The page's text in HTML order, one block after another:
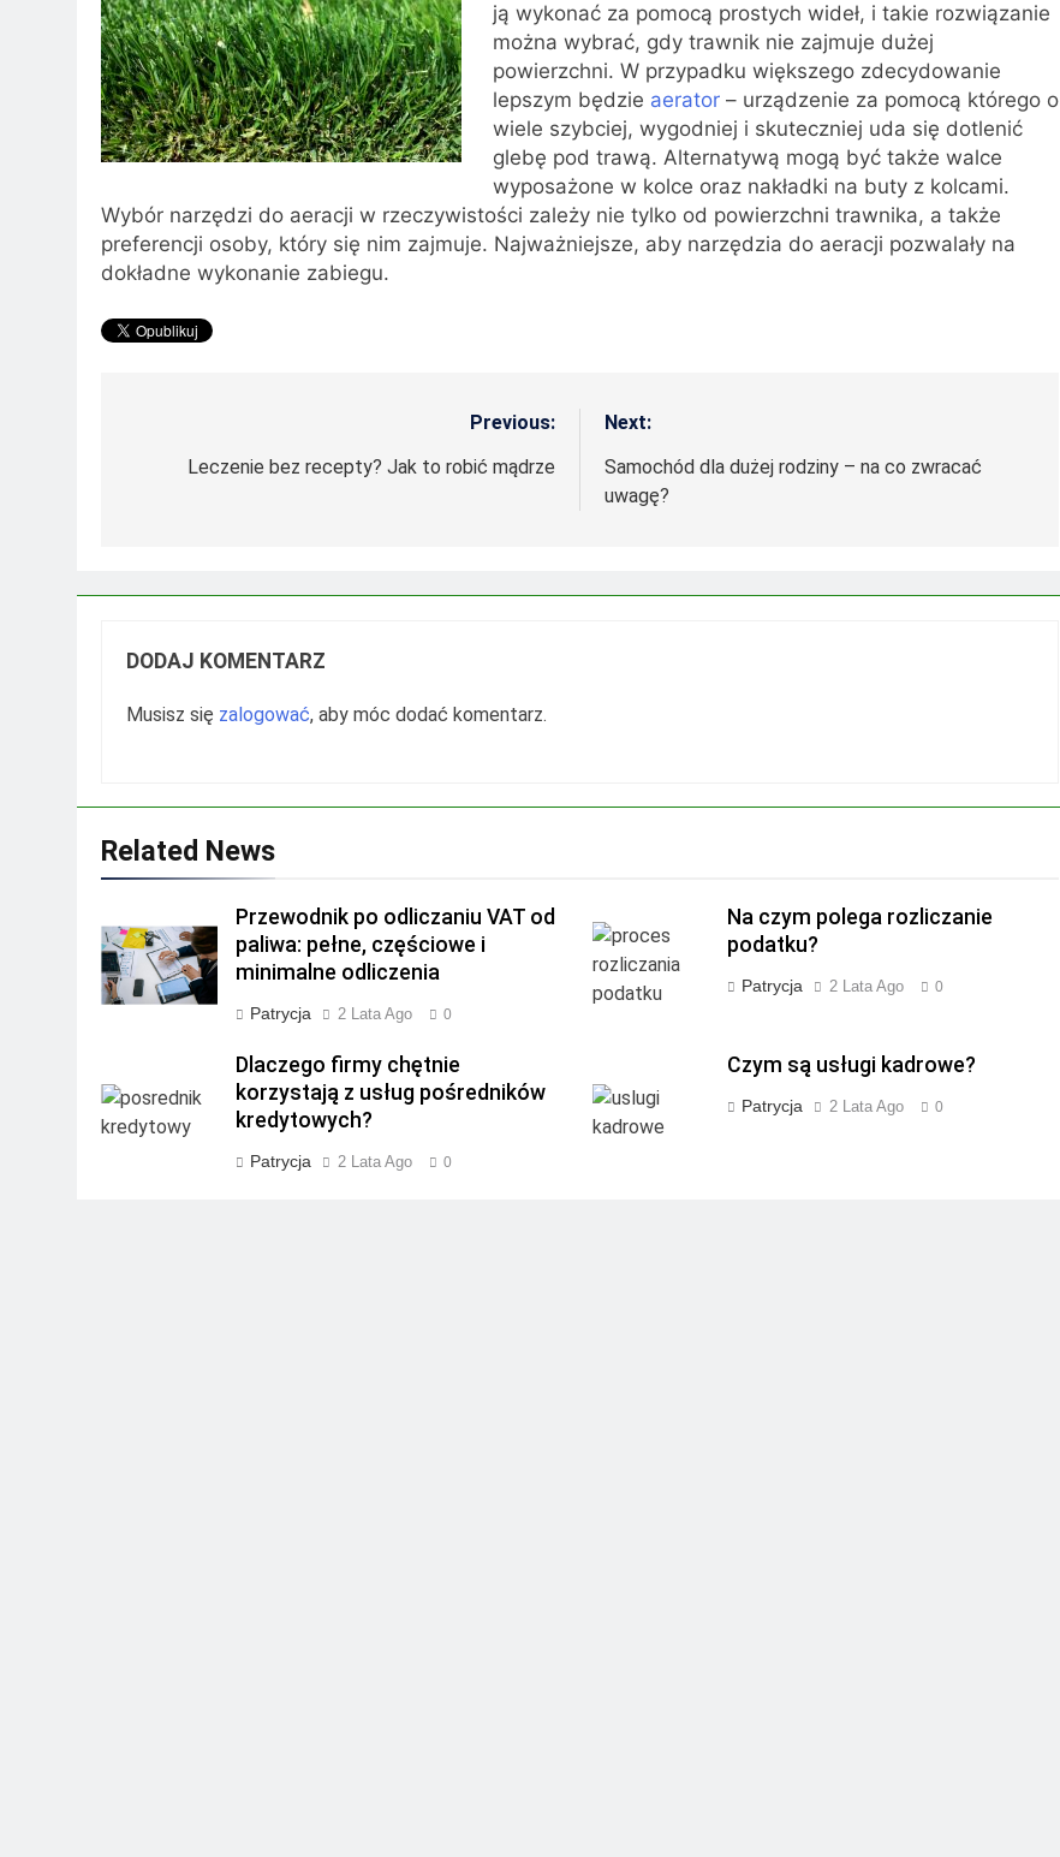
ją wykonać za pomocą prostych wideł, i takie rozwiązanie
można wybrać, gdy trawnik nie zajmuje dużej
powierzchni. W przypadku większego zdecydowanie
lepszym będzie aerator– urządzenie za pomocą którego o
wiele szybciej, wygodniej i skuteczniej uda się dotlenić
glebę pod trawą. Alternatywą mogą być także walce
wyposażone w kolce oraz nakładki na buty z kolcami.
Wybór narzędzi do aeracji w rzeczywistości zależy nie tylko od powierzchni trawnika, a także
preferencji osoby, który się nim zajmuje. Najważniejsze, aby narzędzia do aeracji pozwalały na
dokładne wykonanie zabiegu.
wpisu
Previous:
Leczenie bez recepty? Jak to robić mądrze
Next:
Samochód dla dużej rodziny – na co zwracać
uwagę?
DODAJ KOMENTARZ
Musisz się zalogować, aby móc dodać komentarz.
Related News
Przewodnik po odliczaniu VAT od
paliwa: pełne, częściowe i
minimalne odliczenia
Patrycja 2 Lata Ago 0
Na czym polega rozliczanie
podatku?
Patrycja 2 Lata Ago 0
Dlaczego firmy chętnie
korzystają z usług pośredników
kredytowych?
Patrycja 2 Lata Ago 0
Czym są usługi kadrowe?
Patrycja 2 Lata Ago 0